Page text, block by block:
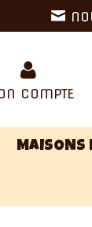
COMPTE
MAISONS